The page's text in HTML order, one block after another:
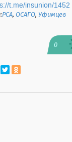
t.me/insunion/1452
РСА,ОСАГО, Уфимцев
0